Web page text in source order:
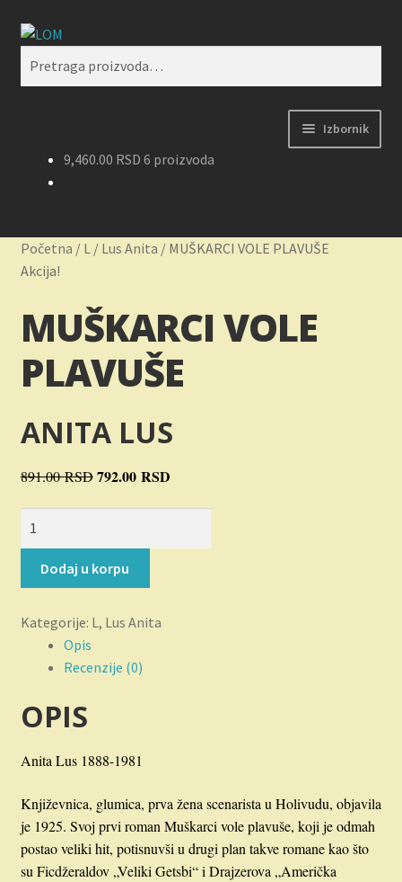
Preskoči
navigaciju
Skoči
Pretraži
Izbornik
Početak
Korpa
Kupovina, isporuka i reklamacije
Moj nalog
Plaćanje
Privatnost
9,460.00 RSD 6 proizvoda
Početna / L/ Lus Anita / MUŠKARCI VOLE PLAVUŠE
Akcija!
MUŠKARCI VOLE
PLAVUŠE
ANITA LUS
891.00RSD Originalna
891.00 RSD.
792.00 RSDTrenutna
PLAVUŠE
količina
Dodaj u korpu
Kategorije: L, Lus Anita
Opis
Recenzije (0)
OPIS
Anita Lus 1888-1981
Književnica, glumica, prva žena scenarista u Holivudu, objavila
je 1925. Svoj prvi roman Muškarci vole plavuše, koji je odmah
postao veliki hit, potisnuvši u drugi plan takve romane kao što
su Ficdžeraldov „Veliki Getsbi“ i Drajzerova „Američka